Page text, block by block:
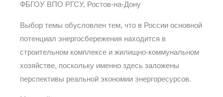
ФБГОУ ВПО РГСУ, Ростов-на-Дону
Выбор темы обусловлен тем, что в России основной
потенциал энергосбережения находится в
строительном комплексе и жилищно-коммунальном
хозяйстве, поскольку именно здесь заложены
перспективы реальной экономии энергоресурсов.